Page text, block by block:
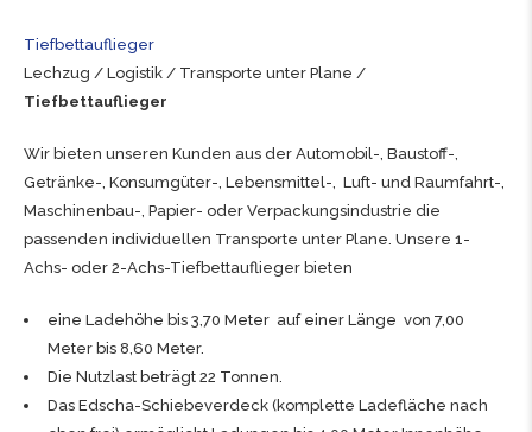
Tiefbettauflieger
Lechzug / Logistik / Transporte unter Plane /
Tiefbettauflieger
Wir bieten unseren Kunden aus der Automobil-, Baustoff-,
Getränke-, Konsumgüter-, Lebensmittel-, Luft- und Raumfahrt-,
Maschinenbau-, Papier- oder Verpackungsindustrie die
passenden individuellen Transporte unter Plane. Unsere 1-
Achs- oder 2-Achs-Tiefbettauflieger bieten
eine Ladehöhe bis 3,70 Meter auf einer Länge von 7,00
Meter bis 8,60 Meter.
Die Nutzlast beträgt 22 Tonnen.
Das Edscha-Schiebeverdeck (komplette Ladefläche nach